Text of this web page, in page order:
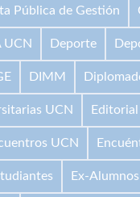
Pública de Gestión
UCN Deporte
DIMM
UCN
UCN
Ex-Alumnos